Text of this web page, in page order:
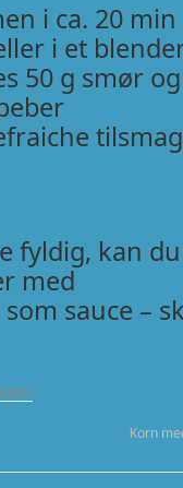
i ca. 20
i et
50 g smør
fyldig, kan
med
sauce –
Korn